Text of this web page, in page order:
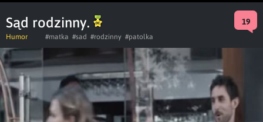
Sąd rodzinny. 19
Humor #matka #sad #rodzinny #patolka